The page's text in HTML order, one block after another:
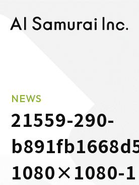
21559-290-
1080×1080-1
NEWS